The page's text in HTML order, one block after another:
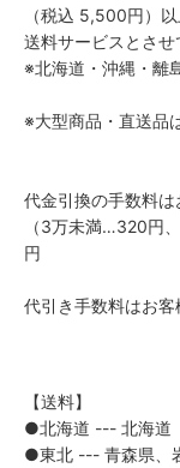
（税込 5,500円）
送料サービスとさせ
※北海道・沖縄・離
※大型商品・直送品
代金引換の手数料は
（3万未満…320円
円
代引き手数料はお客
【送料】
●北海道 --- 北海
●東北 --- 青森県、